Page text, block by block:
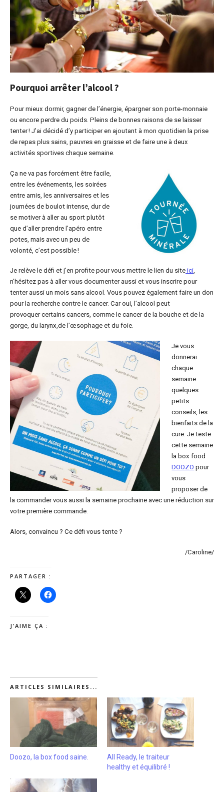
Pourquoi arrêter l’alcool ?
Pour mieux dormir, gagner de l’énergie, épargner son porte-monnaie
ou encore perdre du poids. Pleins de bonnes raisons de se laisser
tenter ! J’ai décidé d’y participer en ajoutant à mon quotidien la prise
de repas plus sains, pauvres en graisse et de faire une à deux
activités sportives chaque semaine.
Ça ne va pas forcément être facile,
entre les événements, les soirées
entre amis, les anniversaires et les
journées de boulot intense, dur de
se motiver à aller au sport plutôt
que d’aller prendre l’apéro entre
potes, mais avec un peu de
volonté, c’est possible !
Je relève le défi et j’en profite pour vous mettre le lien du site ici,
n’hésitez pas à aller vous documenter aussi et vous inscrire pour
tenter aussi un mois sans alcool. Vous pouvez également faire un don
pour la recherche contre le cancer. Car oui, l’alcool peut
provoquer certains cancers, comme le cancer de la bouche et de la
gorge, du larynx,de l’œsophage et du foie.
Je vous
donnerai
chaque
semaine
quelques
petits
conseils, les
bienfaits de la
cure. Je teste
cette semaine
la box food
DOOZO pour
vous
proposer de
la commander vous aussi la semaine prochaine avec une réduction sur
votre première commande.
Alors, convaincu ? Ce défi vous tente ?
/Caroline/
PARTAGER :
J’AIME ÇA :
ARTICLES SIMILAIRES...
Doozo, la box food saine.
All Ready, le traiteur
healthy et équilibré !